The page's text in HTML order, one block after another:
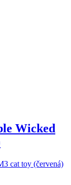
Wicked
cat toy (červená)